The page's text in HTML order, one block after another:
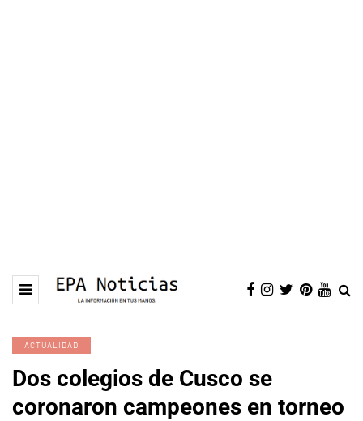
ACTUALIDAD
Dos colegios de Cusco se
coronaron campeones en torneo